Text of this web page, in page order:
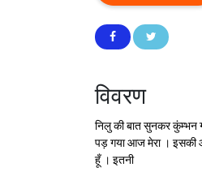
विवरण
निलु की बात सुनकर कुंम्भन
पड़ गया आज मेरा । इसकी
हूँ । इतनी